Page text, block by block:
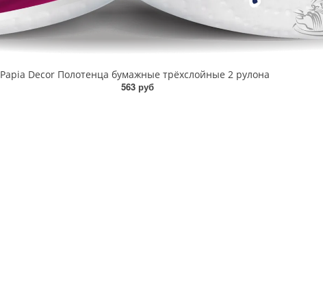
Papia Decor Полотенца бумажные трёхслойные 2 рулона
563 руб